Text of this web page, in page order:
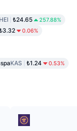
HEI ₺24.65 257.88%
0.06%
KAS ₺1.24 0.53%